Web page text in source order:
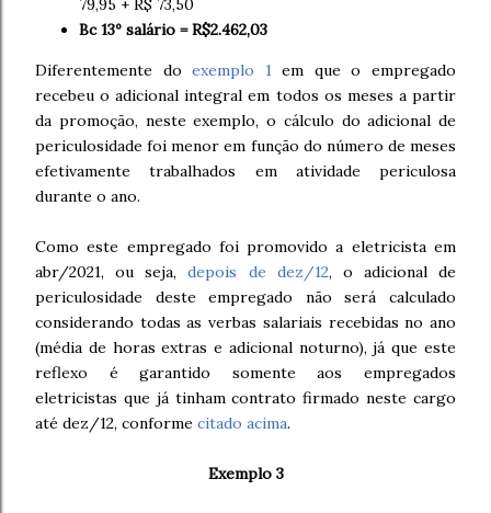
79,95 + R$ 73,50
Bc 13º salário = R$2.462,03
Diferentemente doexemplo 1em que o empregado
recebeu o adicional integral em todos os meses a partir
da promoção, neste exemplo, o cálculo do adicional de
periculosidade foi menor em função do número de meses
efetivamente trabalhados em atividade periculosa
durante o ano.
Como este empregado foi promovido a eletricista em
abr/2021, ou seja,depois de dez/12, o adicional de
periculosidade deste empregado não será calculado
considerando todas as verbas salariais recebidas no ano
(média de horas extras e adicional noturno), já que este
reflexo é garantido somente aos empregados
eletricistas que já tinham contrato firmado neste cargo
até dez/12, conforme citado acima.
Exemplo 3